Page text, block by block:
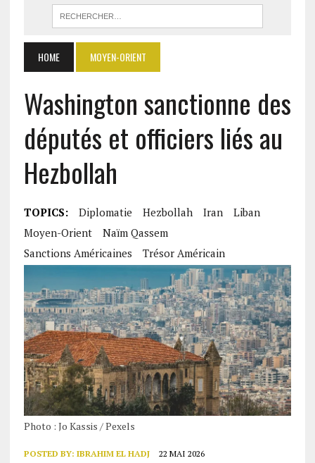
HOME MOYEN-ORIENT
Washington sanctionne des
députés et officiers liés au
Hezbollah
TOPICS: Diplomatie Hezbollah Iran
Liban
Moyen-Orient
Naïm Qassem
Sanctions Américaines
Trésor Américain
Photo : Jo Kassis / Pexels
POSTED BY: IBRAHIM EL HADJ 22 MAI 2026